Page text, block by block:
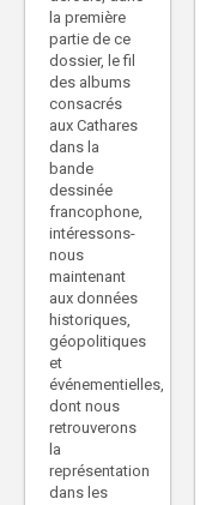
la première
partie de ce
dossier, le fil
des albums
consacrés
aux Cathares
dans la
bande
dessinée
francophone,
intéressons-
nous
maintenant
aux données
historiques,
géopolitiques
et
événementielles,
dont nous
retrouverons
la
représentation
dans les